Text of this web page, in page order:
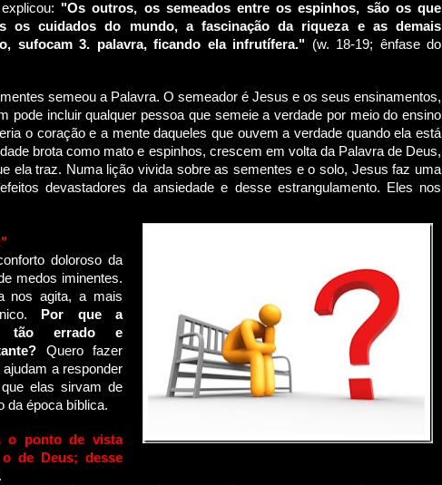
"Os outros, os semeados entre os espinhos, são os que
os cuidados do mundo, a fascinação da riqueza e as demais
sufocam 3. palavra, ficando ela infrutífera." (w. 18-19; ênfase do
semeou a Palavra. O semeador é Jesus e os seus ensinamentos,
pode incluir qualquer pessoa que semeie a verdade por meio do ensino
o coração e a mente daqueles que ouvem a verdade quando ela está
brota como mato e espinhos, crescem em volta da Palavra de Deus,
ela traz. Numa lição vivida sobre as sementes e o solo, Jesus faz uma
devastadores da ansiedade e desse estrangulamento. Eles nos
doloroso da
medos iminentes.
nos agita, a mais
Por que a
tão errado e
Quero fazer
a responder
elas sirvam de
da época bíblica.
o ponto de vista
o de Deus; desse
.